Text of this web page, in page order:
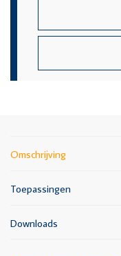
Omschrijving
Toepassingen
Downloads